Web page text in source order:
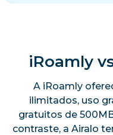
iRoamly
A iRoamly
ilimitados, uso
gratuitos de
contraste, a Airalo